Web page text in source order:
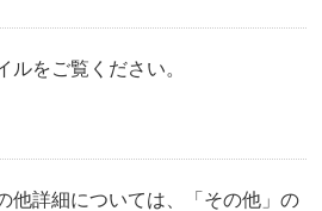
ルをご覧ください。
他詳細については、「その他」の